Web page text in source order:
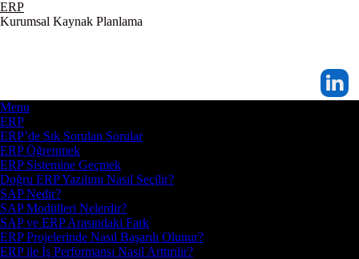
ERP
Kurumsal Kaynak Planlama
Menu
ERP
ERP’de Sık Sorulan Sorular
ERP Öğrenmek
ERP Sistemine Geçmek
Doğru ERP Yazılımı Nasıl Seçilir?
SAP Nedir?
SAP Modülleri Nelerdir?
SAP ve ERP Arasındaki Fark
ERP Projelerinde Nasıl Başarılı Olunur?
ERP ile İş Performansı Nasıl Arttırılır?